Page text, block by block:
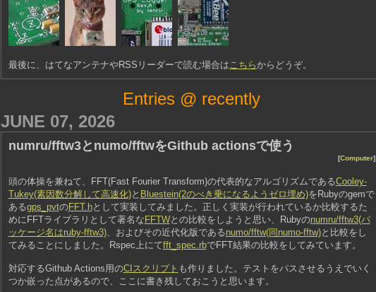
最後に、はてなアンテナやRSSリーダーで読む場合はこちらからどうぞ。
Entries @ recently
JUNE 07, 2026
numru/fftw3とnumo/fftwをGithub actionsで使う
[Computer]
頭の体操を兼ねて、FFT(Fast Fourier Transform)の代表的なアルゴリズムであるCooley-
Tukey(素因数分解して高速化)と Bluestein(2のべき乗になるようゼロ埋め)をRubyのgemで
あるgps_pvtのFFT.hとして実装してみました。正しく実装が行われているか比較するた
めにFFTライブラリとして著名な FFTWとの比較をしようと思い、Rubyのnumru/fftw3(パ
ッケージ名はruby-fftw3)、およびその近代化版であるnumo/fftw(同numo-fftw)と比較をし
てみることにしました。Rspec上にてfft_spec.rbでFFT結果の比較をしてみています。
対応するGithub Actions用のCIスクリプト も作りました。テストをパスさせるうえでいく
つか嵌った点があるので、ここに書き残しておこうと思います。